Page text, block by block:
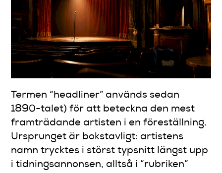
Termen “headliner” används sedan
1890-talet) för att beteckna den mest
framträdande artisten i en föreställning.
Ursprunget är bokstavligt: artistens
namn trycktes i störst typsnitt längst upp
i tidningsannonsen, alltså i “rubriken”